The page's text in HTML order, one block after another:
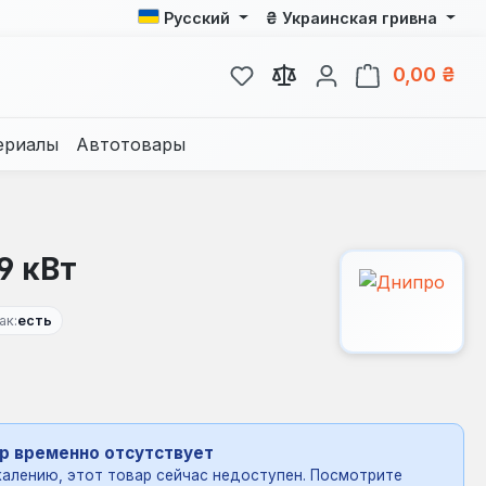
Русский ₴ Украинская гривна
У вас есть товары из
0,00 ₴
Автотовары
кВт
есть
временно отсутствует
этот товар сейчас недоступен. Посмотрите